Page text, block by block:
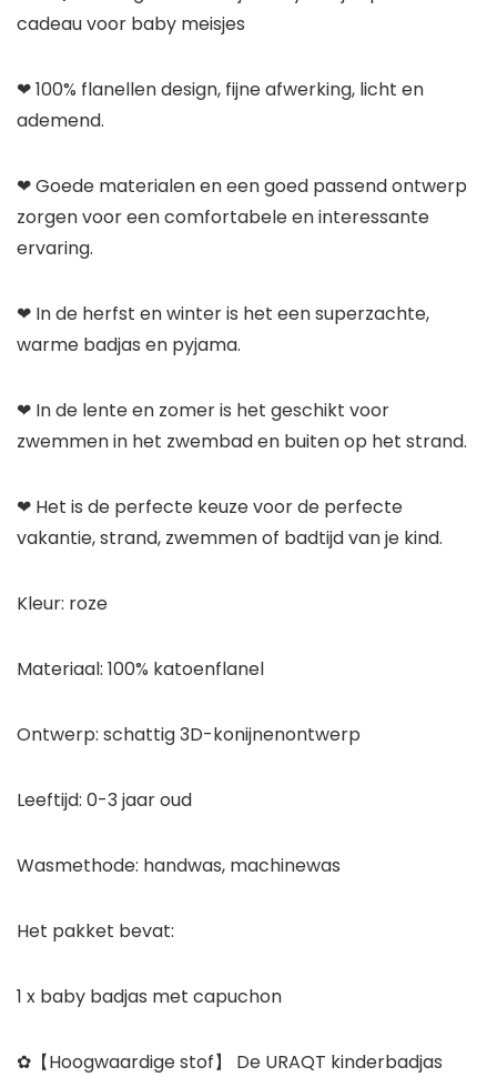
cadeau voor baby meisjes
❤ 100% flanellen design, fijne afwerking, licht en
ademend.
❤ Goede materialen en een goed passend ontwerp
zorgen voor een comfortabele en interessante
ervaring.
❤ In de herfst en winter is het een superzachte,
warme badjas en pyjama.
❤ In de lente en zomer is het geschikt voor
zwemmen in het zwembad en buiten op het strand.
❤ Het is de perfecte keuze voor de perfecte
vakantie, strand, zwemmen of badtijd van je kind.
Kleur: roze
Materiaal: 100% katoenflanel
Ontwerp: schattig 3D-konijnenontwerp
Leeftijd: 0-3 jaar oud
Wasmethode: handwas, machinewas
Het pakket bevat:
1 x baby badjas met capuchon
✿【Hoogwaardige stof】 De URAQT kinderbadjas